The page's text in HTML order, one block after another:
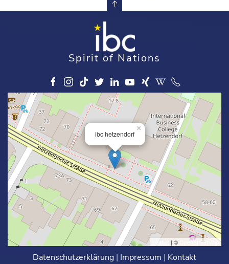
Spirit of Nations
ibc hetzendorf
×
Leaflet | © OpenStreetMap
Datenschutzerklärung | Impressum | Kontakt